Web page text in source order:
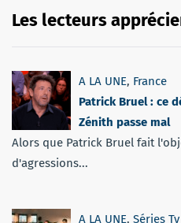
Les lecteurs
A LA UNE, France
Patrick Bruel : ce
Zénith passe mal
Alors que Patrick Bruel fait
d'agressions...
A LA UNE, Séries Tv